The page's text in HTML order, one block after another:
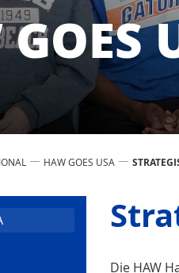
HAW GOES USA
Die HAW